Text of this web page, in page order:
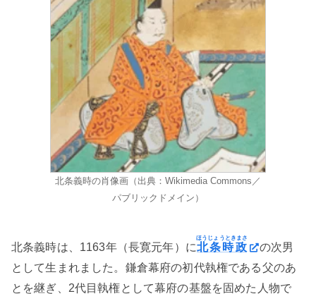
北条義時の肖像画（出典：Wikimedia Commons／
パブリックドメイン）
北条義時は、1163年（長寛元年）に北条時政
ほうじょうときまさ
の次男
として生まれました。鎌倉幕府の初代執権である父のあ
とを継ぎ、2代目執権として幕府の基盤を固めた人物で